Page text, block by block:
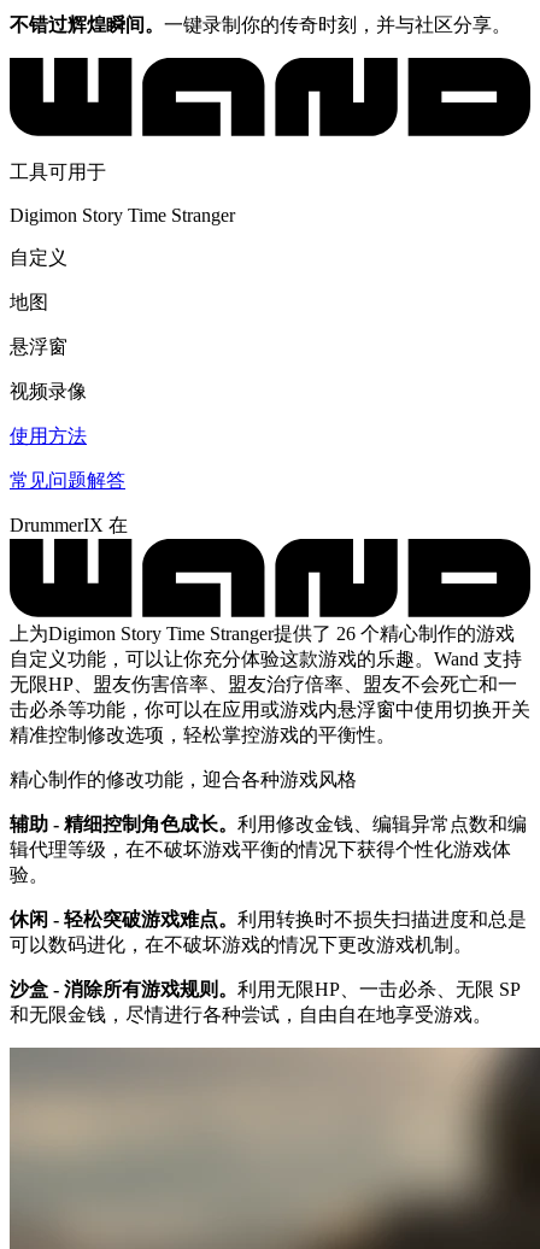
不错过辉煌瞬间。 一键录制你的传奇时刻，并与社区分享。
工具可用于
Digimon Story Time Stranger
自定义
地图
悬浮窗
视频录像
使用方法
常见问题解答
DrummerIX 在
上为Digimon Story Time Stranger提供了 26 个精心制作的游戏
自定义功能，可以让你充分体验这款游戏的乐趣。Wand 支持
无限HP、盟友伤害倍率、盟友治疗倍率、盟友不会死亡和一
击必杀等功能，你可以在应用或游戏内悬浮窗中使用切换开关
精准控制修改选项，轻松掌控游戏的平衡性。
精心制作的修改功能，迎合各种游戏风格
辅助 - 精细控制角色成长。 利用修改金钱、编辑异常点数和编
辑代理等级，在不破坏游戏平衡的情况下获得个性化游戏体
验。
休闲 - 轻松突破游戏难点。 利用转换时不损失扫描进度和总是
可以数码进化，在不破坏游戏的情况下更改游戏机制。
沙盒 - 消除所有游戏规则。 利用无限HP、一击必杀、无限 SP
和无限金钱，尽情进行各种尝试，自由自在地享受游戏。